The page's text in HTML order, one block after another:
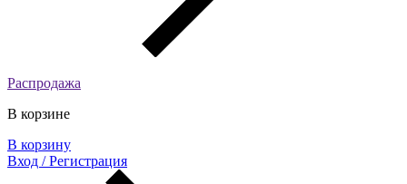
Распродажа
В корзине
В корзину
Вход / Регистрация